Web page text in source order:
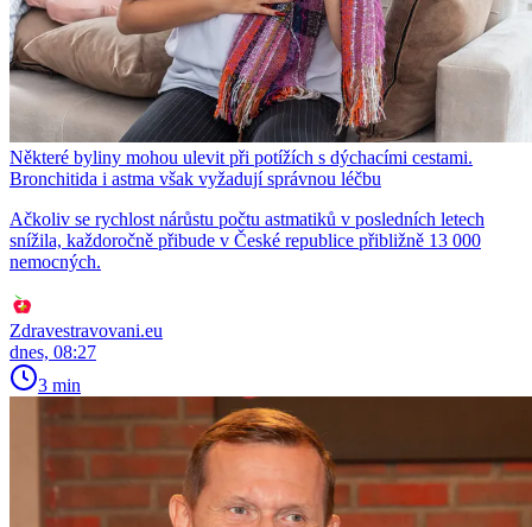
Některé byliny mohou ulevit při potížích s dýchacími cestami.
Bronchitida i astma však vyžadují správnou léčbu
Ačkoliv se rychlost nárůstu počtu astmatiků v posledních letech
snížila, každoročně přibude v České republice přibližně 13 000
nemocných.
Zdravestravovani.eu
dnes, 08:27
3 min